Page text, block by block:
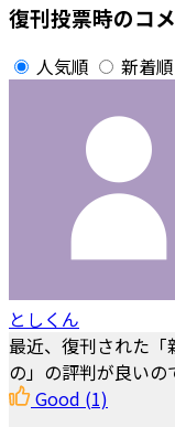
復刊投票時のコ
人気順 新着順
としくん
最近、復刊された
の」の評判が良いの
Good (1)